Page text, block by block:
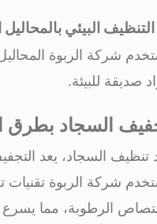
شركة الربوة
صديقة للبيئة.
السجاد بطرق
تنظيف السجاد، يعد
شركة الربوة
الرطوبة، مما يسرع